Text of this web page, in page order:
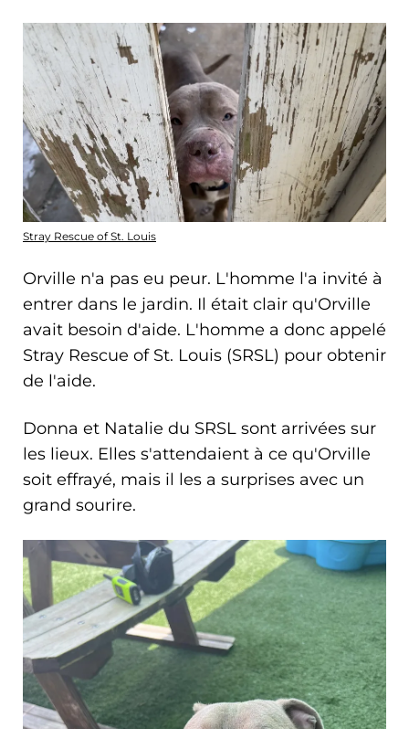
Stray Rescue of St. Louis
Orville n'a pas eu peur. L'homme l'a invité à
entrer dans le jardin. Il était clair qu'Orville
avait besoin d'aide. L'homme a donc appelé
Stray Rescue of St. Louis (SRSL) pour obtenir
de l'aide.
Donna et Natalie du SRSL sont arrivées sur
les lieux. Elles s'attendaient à ce qu'Orville
soit effrayé, mais il les a surprises avec un
grand sourire.